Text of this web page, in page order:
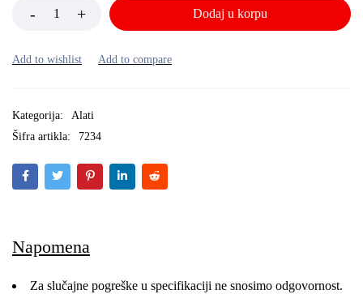
Dodaj u korpu
Kategorija:
Alati
Šifra artikla:
7234
Napomena
Za slučajne pogreške u specifikaciji ne snosimo odgovornost.